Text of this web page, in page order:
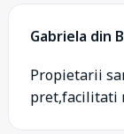
Gabriela din
Propietarii
pret,facilitati